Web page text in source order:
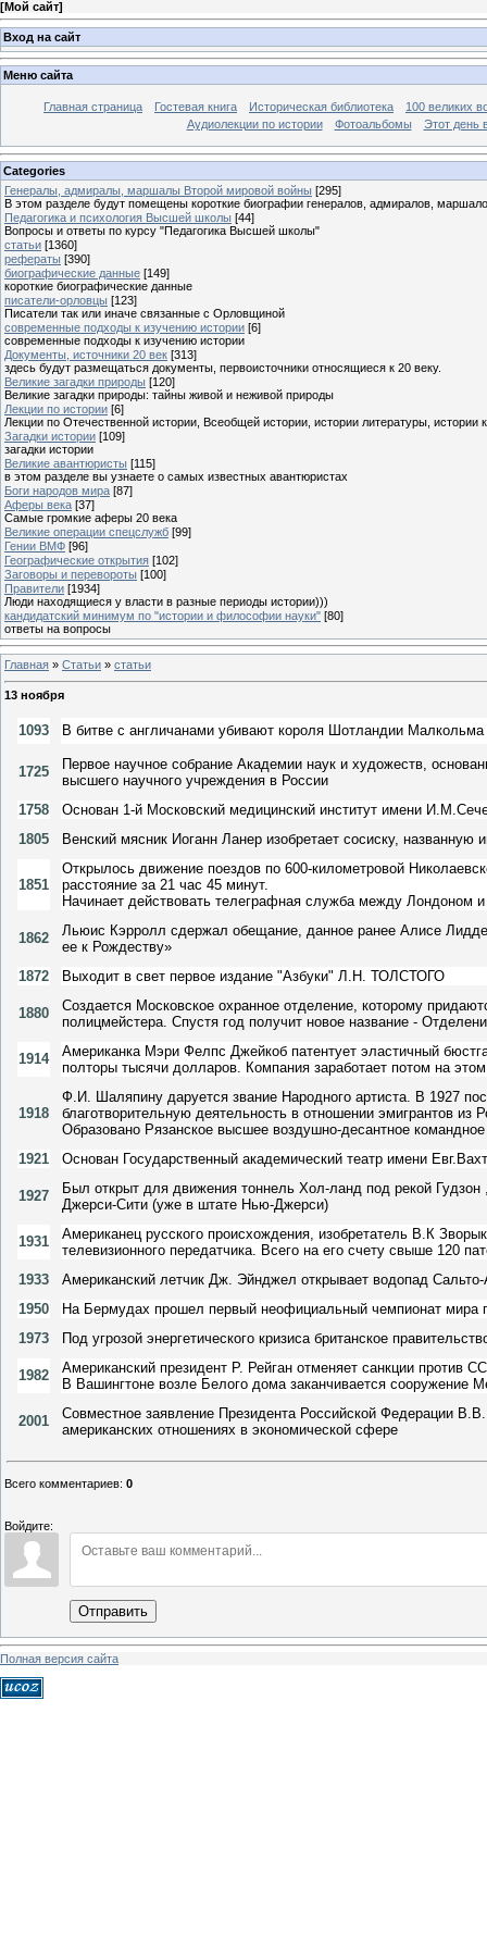
[Мой сайт]
Вход на сайт
Меню сайта
Главная страница Гостевая книга Историческая библиотека
100 великих
Аудиолекции по истории
Фотоальбомы Этот день
Categories
Генералы, адмиралы, маршалы Второй мировой войны [295]
В этом разделе будут помещены короткие биографии генералов, адмиралов,
Педагогика и психология Высшей школы [44]
Вопросы и ответы по курсу "Педагогика Высшей школы"
статьи [1360]
рефераты [390]
биографические данные [149]
короткие биографические данные
писатели-орловцы [123]
Писатели так или иначе связанные с Орловщиной
современные подходы к изучению истории [6]
современные подходы к изучению истории
Документы, источники 20 век [313]
здесь будут размещаться документы, первоисточники относящиеся к 20 веку.
Великие загадки природы [120]
Великие загадки природы: тайны живой и неживой природы
Лекции по истории [6]
Лекции по Отечественной истории, Всеобщей истории, истории литературы, истории
Загадки истории [109]
загадки истории
Великие авантюристы [115]
в этом разделе вы узнаете о самых известных авантюристах
Боги народов мира [87]
Аферы века [37]
Самые громкие аферы 20 века
Великие операции спецслужб [99]
Гении ВМФ [96]
Географические открытия [102]
Заговоры и перевороты [100]
Правители [1934]
Люди находящиеся у власти в разные периоды истории)))
кандидатский минимум по "истории и философии науки" [80]
ответы на вопросы
Главная » Статьи » статьи
13 ноября
1093 В битве с англичанами убивают короля Шотландии
1725
Первое научное собрание Академии наук и художеств,
высшего научного учреждения в России
1758
Основан 1-й Московский медицинский институт имени
1805
Венский мясник Иоганн Ланер изобретает сосиску,
1851
Открылось движение поездов по 600-километровой
расстояние за 21 час 45 минут.
Начинает действовать телеграфная служба между Лондоном
1862
Льюис Кэрролл сдержал обещание, данное ранее Алисе
ее к Рождеству»
1872
Выходит в свет первое издание "Азбуки" Л.Н. ТОЛСТОГО
1880
Создается Московское охранное отделение, которому
полицмейстера. Спустя год получит новое название -
1914
Американка Мэри Фелпс Джейкоб патентует эластичный
полторы тысячи долларов. Компания заработает потом на
1918
Ф.И. Шаляпину даруется звание Народного артиста. В 1927
благотворительную деятельность в отношении эмигрантов из
Образовано Рязанское высшее воздушно-десантное
1921
Основан Государственный академический театр имени
1927
Был открыт для движения тоннель Хол-ланд под рекой
Джерси-Сити (уже в штате Нью-Джерси)
1931
Американец русского происхождения, изобретатель В.К
телевизионного передатчика. Всего на его счету свыше 120
1933
Американский летчик Дж. Эйнджел открывает водопад
1950
На Бермудах прошел первый неофициальный чемпионат мира
1973
Под угрозой энергетического кризиса британское
1982
Американский президент Р. Рейган отменяет санкции
В Вашингтоне возле Белого дома заканчивается сооружение
2001
Совместное заявление Президента Российской Федерации
американских отношениях в экономической сфере
Всего комментариев: 0
Войдите:
Отправить
Полная версия сайта